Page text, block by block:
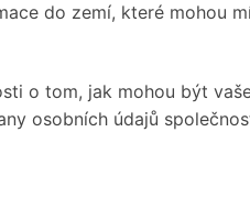
do zemí, které mohou
o tom, jak mohou být
osobních údajů